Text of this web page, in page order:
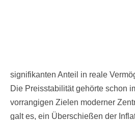
signifikanten Anteil in reale
Die Preisstabilität gehörte schon
vorrangigen Zielen moderner
galt es, ein Überschießen der